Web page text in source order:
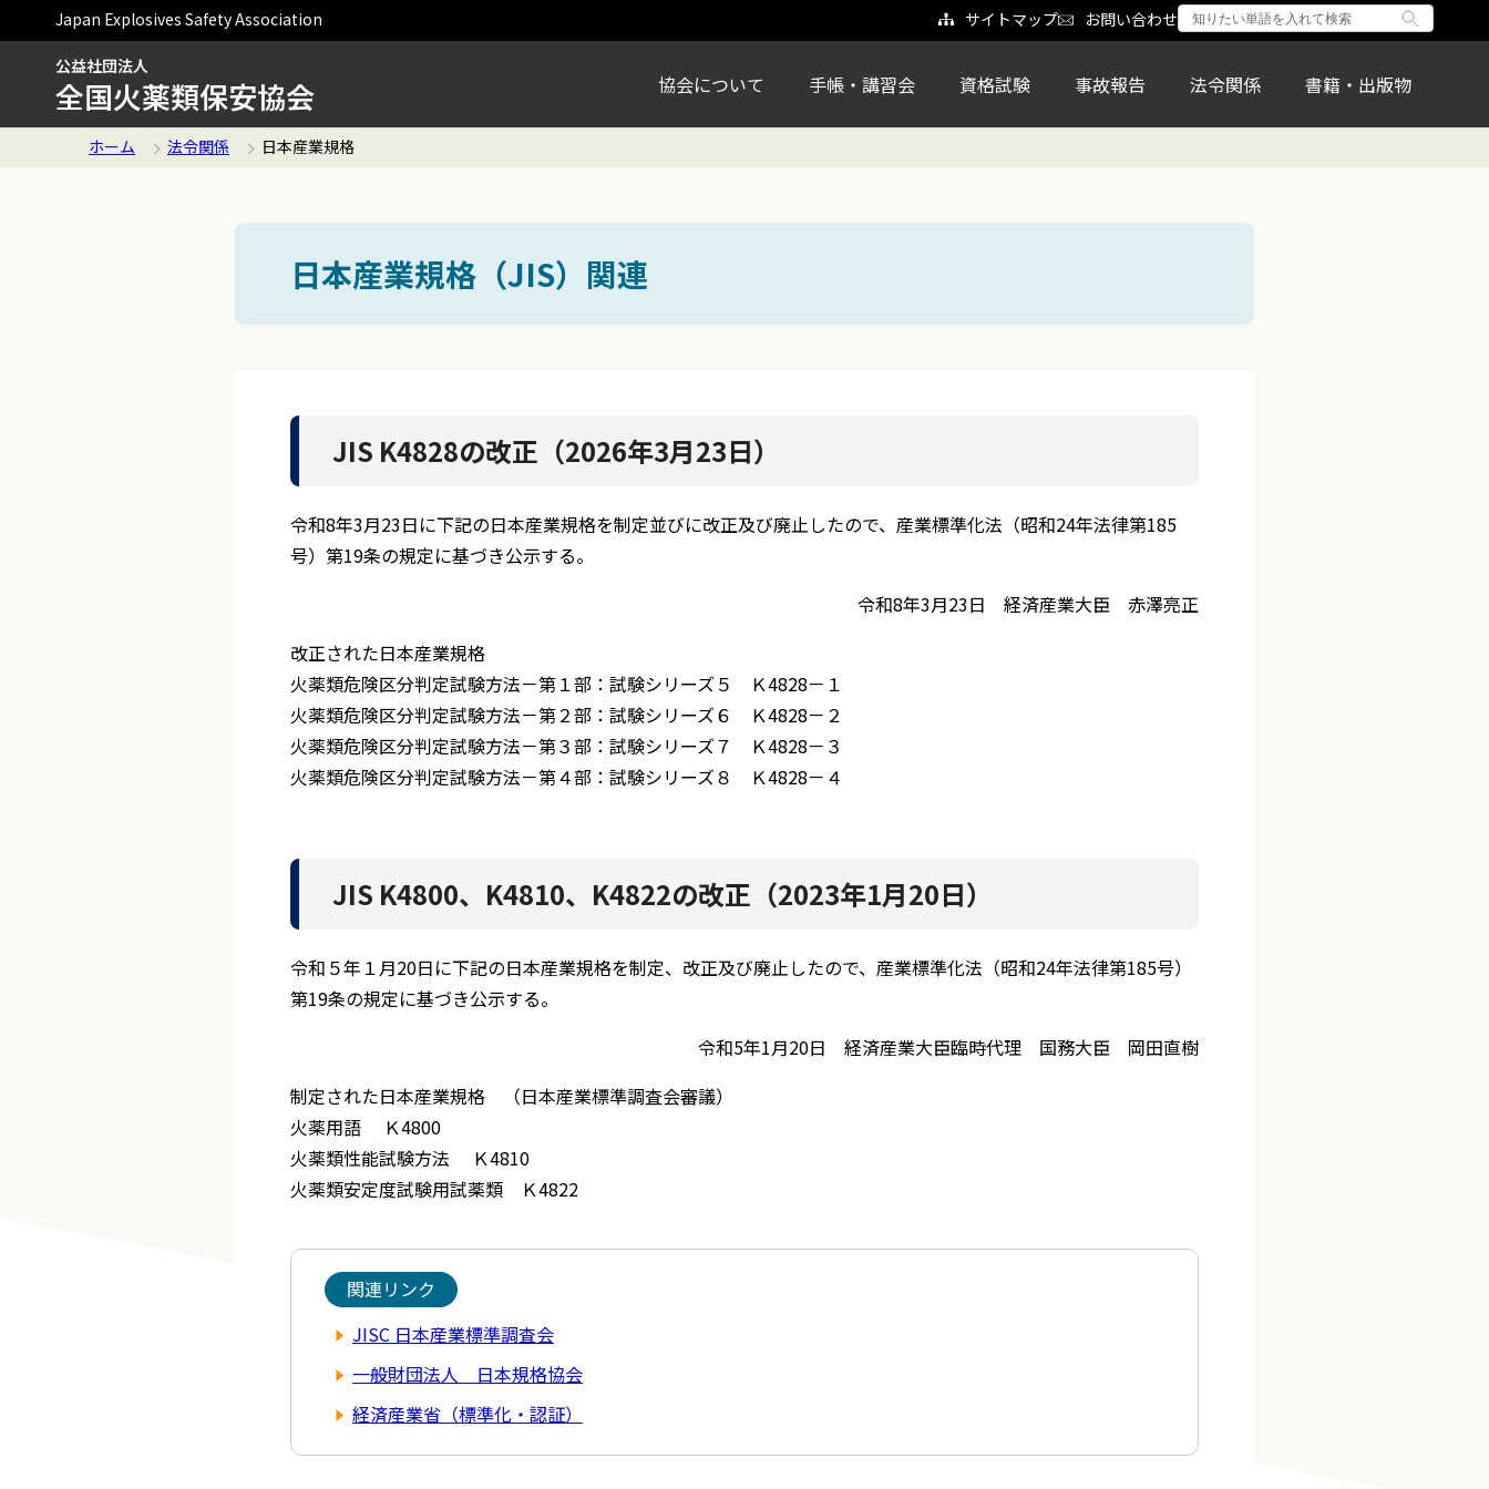
Japan Explosives Safety Association サイトマップ お問い合わせ
公益社団法人
全国火薬類保安協会 協会について 手帳・講習会 資格試験 事故報告 法令関係 書籍・出版物
ホーム 法令関係 日本産業規格
日本産業規格（JIS）関連
JIS K4828の改正（2026年3月23日）
令和8年3月23日に下記の日本産業規格を制定並びに改正及び廃止したので、産業標準化法（昭和24年法律第185
号）第19条の規定に基づき公示する。
令和8年3月23日 経済産業大臣 赤澤亮正
改正された日本産業規格
火薬類危険区分判定試験方法－第１部：試験シリーズ５ Ｋ4828－１
火薬類危険区分判定試験方法－第２部：試験シリーズ６ Ｋ4828－２
火薬類危険区分判定試験方法－第３部：試験シリーズ７ Ｋ4828－３
火薬類危険区分判定試験方法－第４部：試験シリーズ８ Ｋ4828－４
JIS K4800、K4810、K4822の改正（2023年1月20日）
令和５年１月20日に下記の日本産業規格を制定、改正及び廃止したので、産業標準化法（昭和24年法律第185号）
第19条の規定に基づき公示する。
令和5年1月20日 経済産業大臣臨時代理 国務大臣 岡田直樹
制定された日本産業規格 （日本産業標準調査会審議）
火薬用語 Ｋ4800
火薬類性能試験方法 Ｋ4810
火薬類安定度試験用試薬類 Ｋ4822
関連リンク
JISC 日本産業標準調査会
一般財団法人 日本規格協会
経済産業省（標準化・認証）